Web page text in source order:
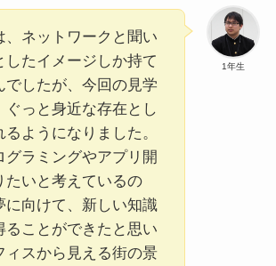
1年生
、ネットワークと聞い
したイメージしか持て
でしたが、今回の見学
ぐっと身近な存在とし
ようになりました。
グラミングやアプリ開
たいと考えているの
に向けて、新しい知識
ることができたと思い
ィスから見える街の景